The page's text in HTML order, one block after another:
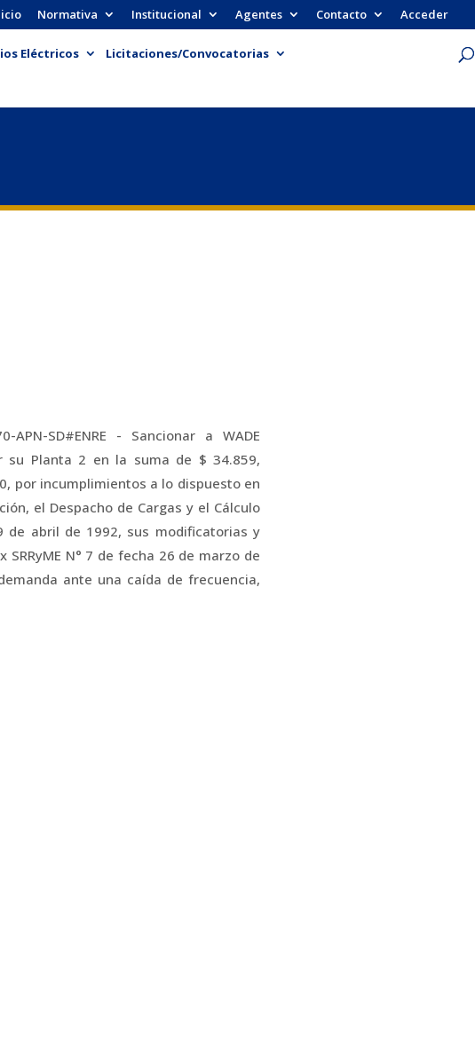
Normativa Institucional Agentes Contacto Acceder
Eléctricos
Licitaciones/Convocatorias
APN-SD#ENRE - Sancionar a WADE
su Planta 2 en la suma de $ 34.859,
por incumplimientos a lo dispuesto en
el Despacho de Cargas y el Cálculo
de abril de 1992, sus modificatorias y
N° 7 de fecha 26 de marzo de
ante una caída de frecuencia,